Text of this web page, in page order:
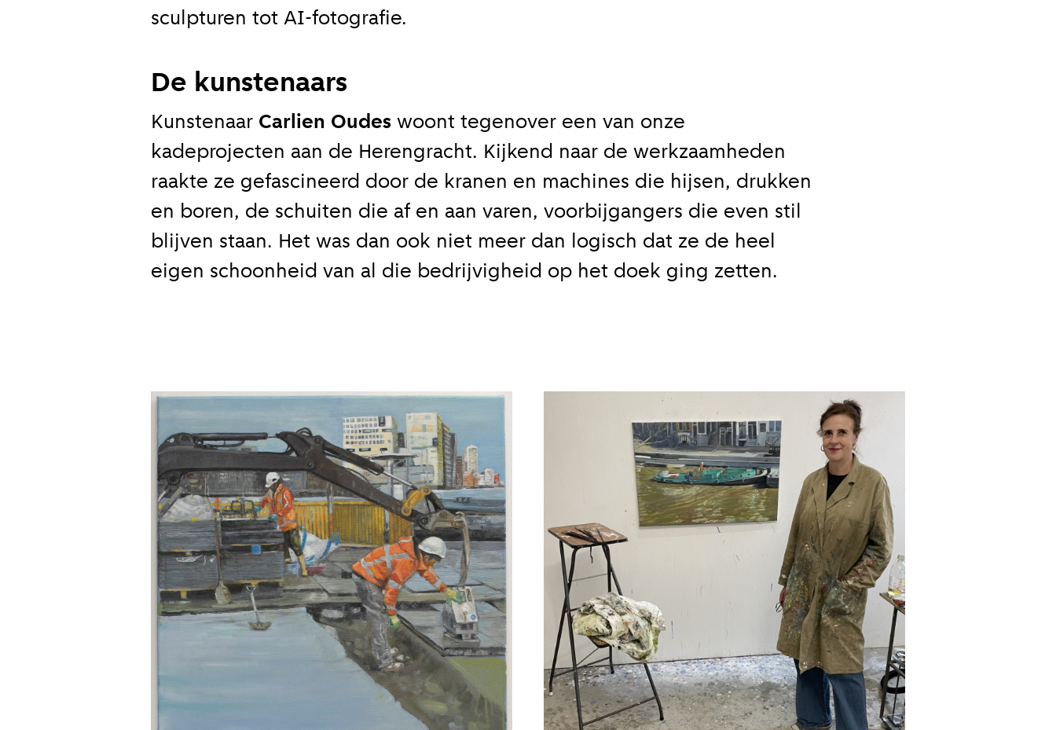
Meld je aan voor onze update
Blijf moeiteloos op de hoogte van al het reilen en zeilen rond de bruggen en kademuren in
Bij elk nieuw artikel
Wekelijks
Maandelijks
Ik ga akkoord met deprivacy voorwaarden
Aanmelden
sculpturen tot AI-fotografie.
De kunstenaars
Kunstenaar Carlien Oudes woont tegenover een van onze
kadeprojecten aan de Herengracht. Kijkend naar de werkzaamheden
raakte ze gefascineerd door de kranen en machines die hijsen, drukken
en boren, de schuiten die af en aan varen, voorbijgangers die even stil
blijven staan. Het was dan ook niet meer dan logisch dat ze de heel
eigen schoonheid van al die bedrijvigheid op het doek ging zetten.